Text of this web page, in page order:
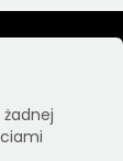
żadnej